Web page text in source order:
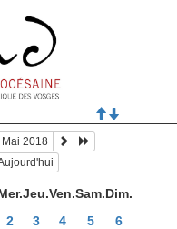
Mai 2018
Jeu.Ven.Sam.Dim.
2 3 4 5
6